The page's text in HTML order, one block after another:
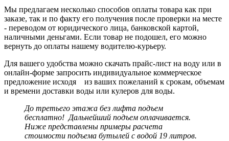
Мы предлагаем несколько способов оплаты товара как при
заказе, так и по факту его получения после проверки на месте
- переводом от юридического лица, банковской картой,
наличными деньгами. Если товар не подошел, его можно
вернуть до оплаты нашему водителю-курьеру.
Для вашего удобства можно скачать прайс-лист на воду или в
онлайн-форме запросить индивидуальное коммерческое
предложение исходя из ваших пожеланий к срокам, объемам
и времени доставки воды или кулеров для воды.
До третьего этажа без лифта подъем
бесплатно! Дальнейший подъем оплачивается.
Ниже представлены примеры расчета
стоимости подъема бутылей с водой 19 литров.